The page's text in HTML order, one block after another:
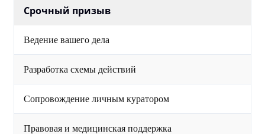
Срочный призыв
Ведение вашего дела
Разработка схемы действий
Сопровождение личным куратором
Правовая и медицинская поддержка